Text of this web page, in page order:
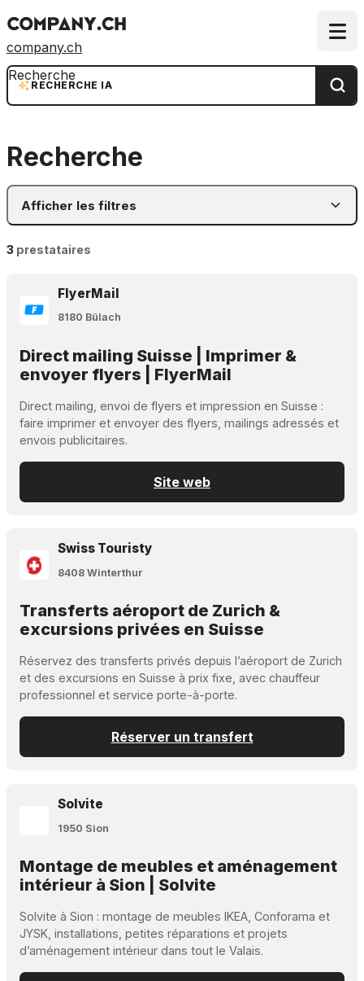
company.ch
RECHERCHE IA
Recherche
Recherche
Afficher les filtres
3 prestataires
FlyerMail
8180 Bülach
Direct mailing Suisse | Imprimer &
envoyer flyers | FlyerMail
Direct mailing, envoi de flyers et impression en Suisse :
faire imprimer et envoyer des flyers, mailings adressés et
envois publicitaires.
Site web
Swiss Touristy
8408 Winterthur
Transferts aéroport de Zurich &
excursions privées en Suisse
Réservez des transferts privés depuis l’aéroport de Zurich
et des excursions en Suisse à prix fixe, avec chauffeur
professionnel et service porte-à-porte.
Réserver un transfert
Solvite
1950 Sion
Montage de meubles et aménagement
intérieur à Sion | Solvite
Solvite à Sion : montage de meubles IKEA, Conforama et
JYSK, installations, petites réparations et projets
d’aménagement intérieur dans tout le Valais.